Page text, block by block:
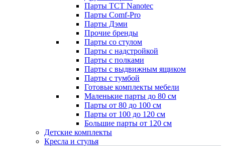
Парты TCT Nanotec
Парты Comf-Pro
Парты Дэми
Прочие бренды
Парты со стулом
Парты с надстройкой
Парты с полками
Парты с выдвижным ящиком
Парты с тумбой
Готовые комплекты мебели
Маленькие парты до 80 см
Парты от 80 до 100 см
Парты от 100 до 120 см
Большие парты от 120 см
Детские комплекты
Кресла и стулья